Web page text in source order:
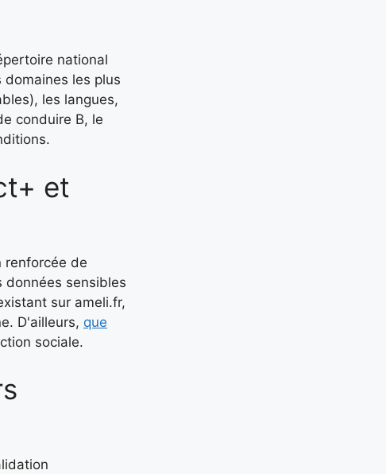
national
domaines les plus
les langues,
conduire B, le
et
renforcée de
données sensibles
sur ameli.fr,
D'ailleurs, que
sociale.